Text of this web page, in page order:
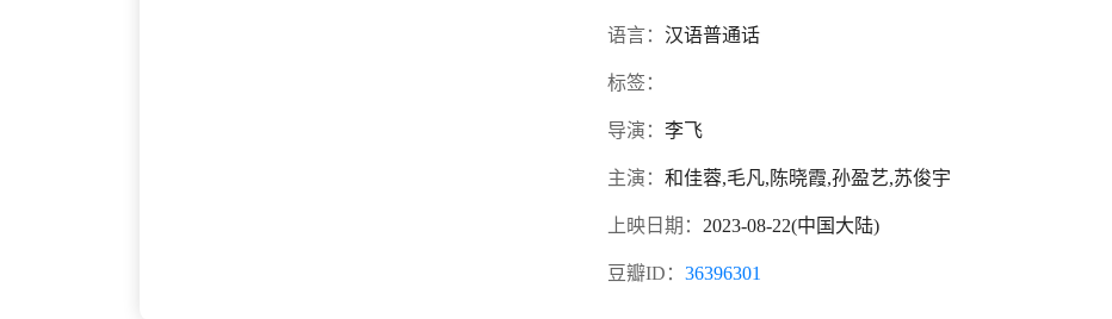
语言： 汉语普通话
标签：
导演： 李飞
主演： 和佳蓉,毛凡,陈晓霞,孙盈艺,苏俊宇
上映日期： 2023-08-22(中国大陆)
豆瓣ID： 36396301